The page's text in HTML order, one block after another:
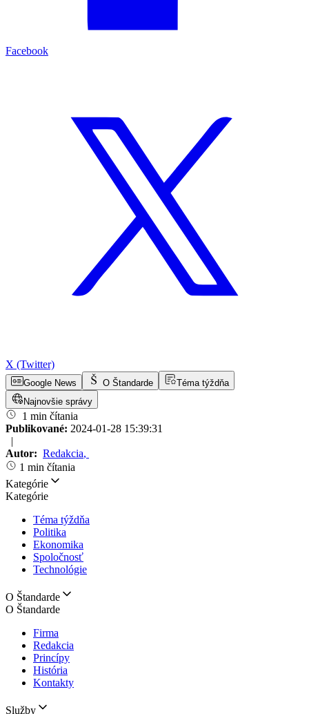
Facebook
X (Twitter)
Google News O Štandarde
Téma týždňa
Najnovšie správy
1 min čítania
Publikované: 2024-01-28 15:39:31
|
Autor: Redakcia,
1 min čítania
Kategórie
Kategórie
Téma týždňa
Politika
Ekonomika
Spoločnosť
Technológie
O Štandarde
O Štandarde
Firma
Redakcia
Princípy
História
Kontakty
Služby